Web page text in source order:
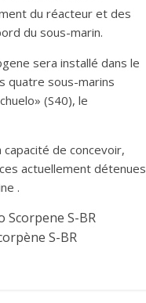
du réacteur et des
du sous-marin.
sera installé dans le
quatre sous-marins
(S40), le
de concevoir,
actuellement détenues
.
S-BR